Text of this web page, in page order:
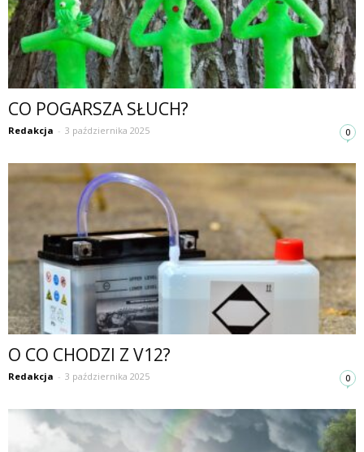
CO POGARSZA SŁUCH?
Redakcja - 3 października 2025 0
O CO CHODZI Z V12?
Redakcja - 3 października 2025 0